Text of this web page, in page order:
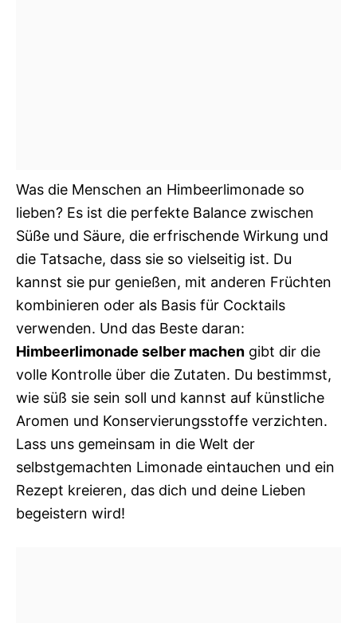
Was die Menschen an Himbeerlimonade so
lieben? Es ist die perfekte Balance zwischen
Süße und Säure, die erfrischende Wirkung und
die Tatsache, dass sie so vielseitig ist. Du
kannst sie pur genießen, mit anderen Früchten
kombinieren oder als Basis für Cocktails
verwenden. Und das Beste daran:
Himbeerlimonade selber machen gibt dir die
volle Kontrolle über die Zutaten. Du bestimmst,
wie süß sie sein soll und kannst auf künstliche
Aromen und Konservierungsstoffe verzichten.
Lass uns gemeinsam in die Welt der
selbstgemachten Limonade eintauchen und ein
Rezept kreieren, das dich und deine Lieben
begeistern wird!